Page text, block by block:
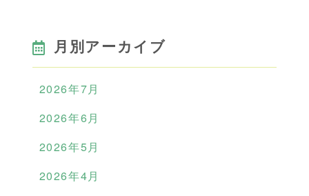
月別アーカイブ
2026年7月
2026年6月
2026年5月
2026年4月